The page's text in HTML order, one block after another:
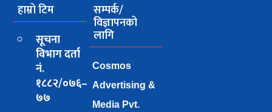
हाम्रो टिम
सूचना
विभाग दर्ता
नं.
१८८२/०७६–
७७
सम्पर्क/
विज्ञापनको
लागि
Cosmos
Advertising &
Media Pvt.